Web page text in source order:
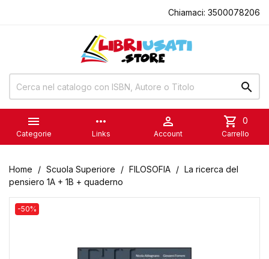
Chiamaci: 3500078206


Categorie
more_horiz
Links

Account
shopping_cart 0
Carrello
Home Scuola Superiore FILOSOFIA
La ricerca del
pensiero 1A + 1B + quaderno
-50%